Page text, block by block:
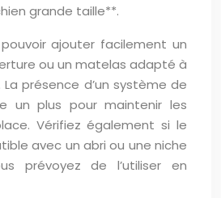
grande taille**.
ajouter facilement un
ou un matelas adapté à
présence d’un système de
un plus pour maintenir les
Vérifiez également si le
avec un abri ou une niche
prévoyez de l’utiliser en